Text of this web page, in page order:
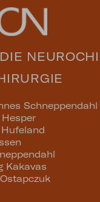
Schneppendahl
Hesper
Kakavas